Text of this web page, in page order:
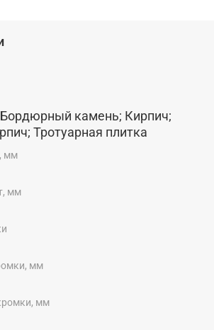
диска способствуют лучшему
срок службы. Подходят как
мокрого реза. Технология
прессование
камень; Кирпич;
Тротуарная плитка
мм
мм
мм
мм